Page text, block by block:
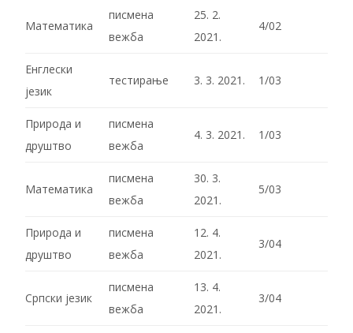
Математика
писмена
вежба
25. 2.
2021.
4/02
Енглески
језик
тестирање 3. 3. 2021. 1/03
Природа и
друштво
писмена
вежба
4. 3. 2021. 1/03
Математика
писмена
вежба
30. 3.
2021.
5/03
Природа и
друштво
писмена
вежба
12. 4.
2021.
3/04
Српски језик
писмена
вежба
13. 4.
2021.
3/04